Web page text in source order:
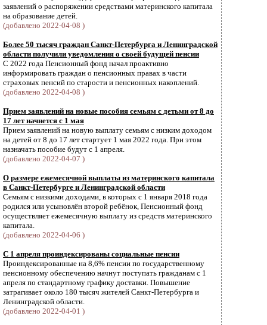
заявлений о распоряжении средствами материнского капитала
на образование детей.
(добавлено 2022-04-08 )
Более 50 тысяч граждан Санкт-Петербурга и Ленинградской
области получили уведомления о своей будущей пенсии
С 2022 года Пенсионный фонд начал проактивно
информировать граждан о пенсионных правах в части
страховых пенсий по старости и пенсионных накоплений.
(добавлено 2022-04-08 )
Прием заявлений на новые пособия семьям с детьми от 8 до
17 лет начнется с 1 мая
Прием заявлений на новую выплату семьям с низким доходом
на детей от 8 до 17 лет стартует 1 мая 2022 года. При этом
назначать пособие будут с 1 апреля.
(добавлено 2022-04-07 )
О размере ежемесячной выплаты из материнского капитала
в Санкт-Петербурге и Ленинградской области
Семьям с низкими доходами, в которых с 1 января 2018 года
родился или усыновлён второй ребёнок, Пенсионный фонд
осуществляет ежемесячную выплату из средств материнского
капитала.
(добавлено 2022-04-06 )
С 1 апреля проиндексированы социальные пенсии
Проиндексированные на 8,6% пенсии по государственному
пенсионному обеспечению начнут поступать гражданам с 1
апреля по стандартному графику доставки. Повышение
затрагивает около 180 тысяч жителей Санкт-Петербурга и
Ленинградской области.
(добавлено 2022-04-01 )